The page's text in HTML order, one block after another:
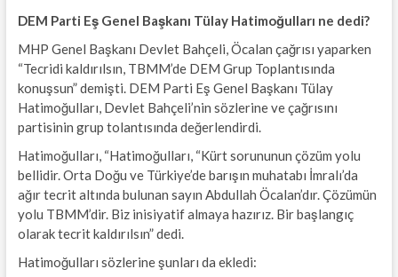
DEM Parti Eş Genel Başkanı Tülay Hatimoğulları ne dedi?
MHP Genel Başkanı Devlet Bahçeli, Öcalan çağrısı yaparken
“Tecridi kaldırılsın, TBMM’de DEM Grup Toplantısında
konuşsun” demişti. DEM Parti Eş Genel Başkanı Tülay
Hatimoğulları, Devlet Bahçeli’nin sözlerine ve çağrısını
partisinin grup tolantısında değerlendirdi.
Hatimoğulları, “Hatimoğulları, “Kürt sorununun çözüm yolu
bellidir. Orta Doğu ve Türkiye’de barışın muhatabı İmralı’da
ağır tecrit altında bulunan sayın Abdullah Öcalan’dır. Çözümün
yolu TBMM’dir. Biz inisiyatif almaya hazırız. Bir başlangıç
olarak tecrit kaldırılsın” dedi.
Hatimoğulları sözlerine şunları da ekledi: